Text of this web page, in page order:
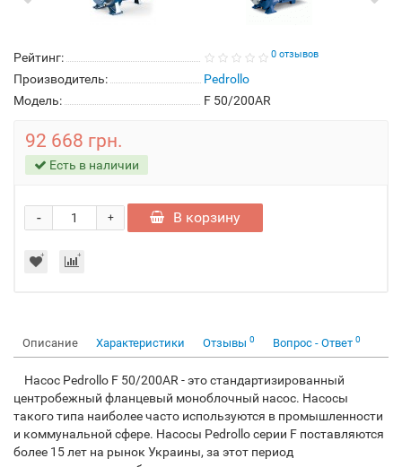
Рейтинг: 0 отзывов
Производитель:
Pedrollo
Модель:
F 50/200AR
92 668 грн.
Есть в наличии
+
- В корзину
Описание Характеристики Отзывы 0 Вопрос - Ответ 0
Насос Pedrollo F 50/200AR - это стандартизированный
центробежный фланцевый моноблочный насос. Насосы
такого типа наиболее часто используются в промышленности
и коммунальной сфере. Насоcы Pedrollo серии F поставляются
более 15 лет на рынок Украины, за этот период